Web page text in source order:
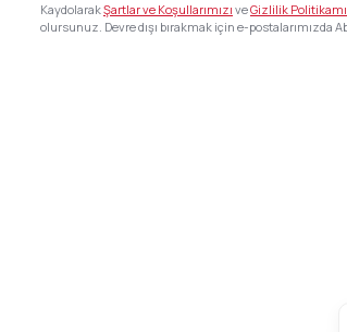
KaydolarakŞartlar ve Koşullarımızı veGizlilik
olursunuz. Devre dışı bırakmak için e-postalarımızda